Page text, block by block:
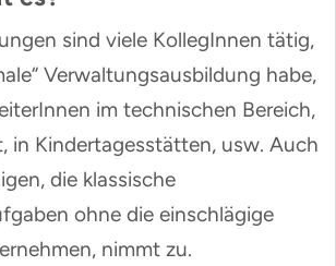
sind viele KollegInnen tätig,
Verwaltungsausbildung habe,
im technischen Bereich,
in Kindertagesstätten, usw. Auch
die klassische
ohne die einschlägige
nimmt zu.